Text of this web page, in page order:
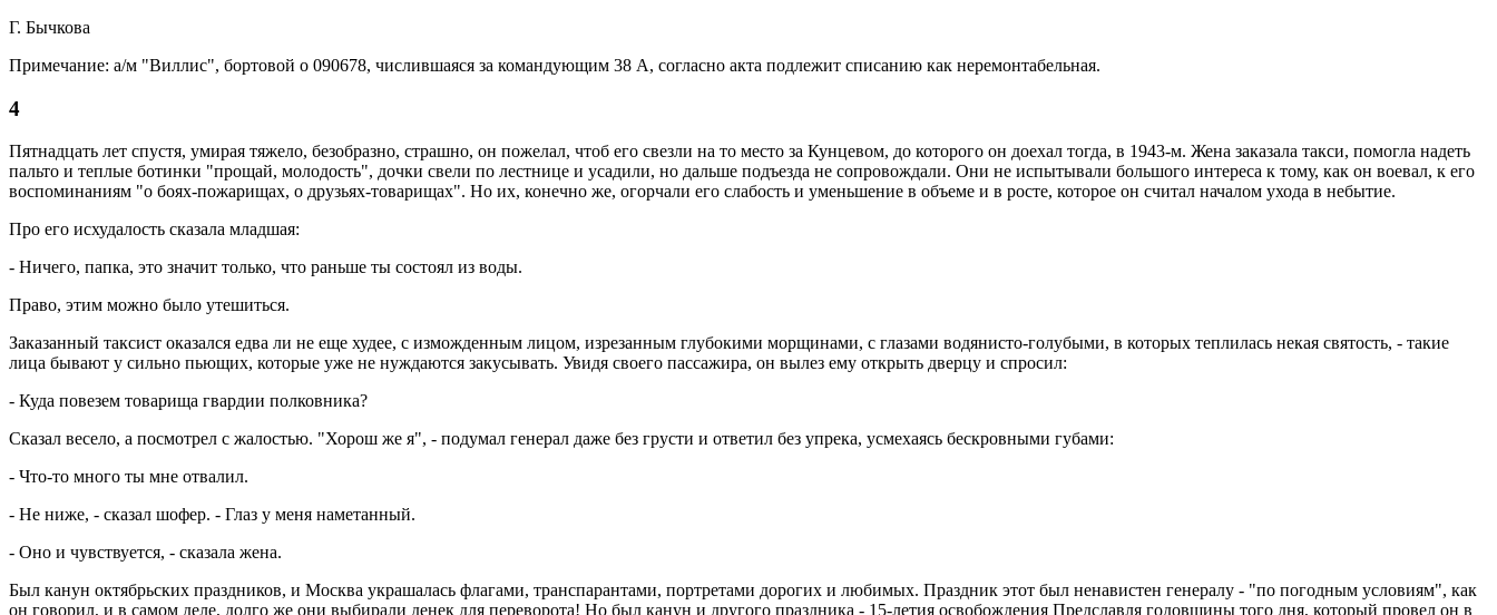
Г. Бычкова
Примечание: а/м "Виллис", бортовой o 090678, числившаяся за командующим 38 А, согласно акта подлежит списанию как неремонтабельная.
4
Пятнадцать лет спустя, умирая тяжело, безобразно, страшно, он пожелал, чтоб его свезли на то место за Кунцевом, до которого он доехал тогда, в 1943-м. Жена заказала такси, помогла надеть
пальто и теплые ботинки "прощай, молодость", дочки свели по лестнице и усадили, но дальше подъезда не сопровождали. Они не испытывали большого интереса к тому, как он воевал, к его
воспоминаниям "о боях-пожарищах, о друзьях-товарищах". Но их, конечно же, огорчали его слабость и уменьшение в объеме и в росте, которое он считал началом ухода в небытие.
Про его исхудалость сказала младшая:
- Ничего, папка, это значит только, что раньше ты состоял из воды.
Право, этим можно было утешиться.
Заказанный таксист оказался едва ли не еще худее, с изможденным лицом, изрезанным глубокими морщинами, с глазами водянисто-голубыми, в которых теплилась некая святость, - такие
лица бывают у сильно пьющих, которые уже не нуждаются закусывать. Увидя своего пассажира, он вылез ему открыть дверцу и спросил:
- Куда повезем товарища гвардии полковника?
Сказал весело, а посмотрел с жалостью. "Хорош же я", - подумал генерал даже без грусти и ответил без упрека, усмехаясь бескровными губами:
- Что-то много ты мне отвалил.
- Не ниже, - сказал шофер. - Глаз у меня наметанный.
- Оно и чувствуется, - сказала жена.
Был канун октябрьских праздников, и Москва украшалась флагами, транспарантами, портретами дорогих и любимых. Праздник этот был ненавистен генералу - "по погодным условиям", как
он говорил, и в самом деле, долго же они выбирали денек для переворота! Но был канун и другого праздника - 15-летия освобождения Предславля годовщины того дня, который провел он в